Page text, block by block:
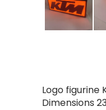
Logo figurine
Dimensions